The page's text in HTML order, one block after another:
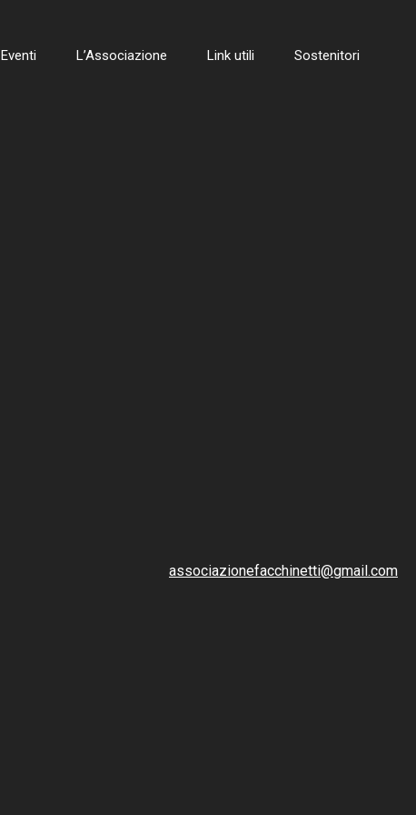
Eventi L’Associazione Link utili Sostenitori
associazionefacchinetti@gmail.com